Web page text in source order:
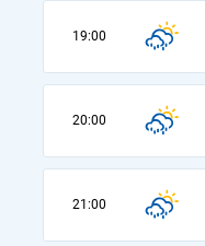
19:00
20:00
21:00